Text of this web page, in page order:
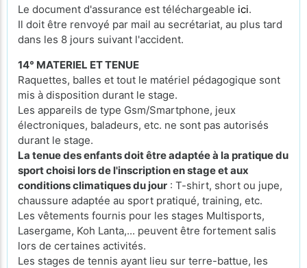
Le document d'assurance est téléchargeable ici.
Il doit être renvoyé par mail au secrétariat, au plus tard
dans les 8 jours suivant l'accident.
14° MATERIEL ET TENUE
Raquettes, balles et tout le matériel pédagogique sont
mis à disposition durant le stage.
Les appareils de type Gsm/Smartphone, jeux
électroniques, baladeurs, etc. ne sont pas autorisés
durant le stage.
La tenue des enfants doit être adaptée à la pratique du
sport choisi lors de l'inscription en stage et aux
conditions climatiques du jour : T-shirt, short ou jupe,
chaussure adaptée au sport pratiqué, training, etc.
Les vêtements fournis pour les stages Multisports,
Lasergame, Koh Lanta,... peuvent être fortement salis
lors de certaines activités.
Les stages de tennis ayant lieu sur terre-battue, les